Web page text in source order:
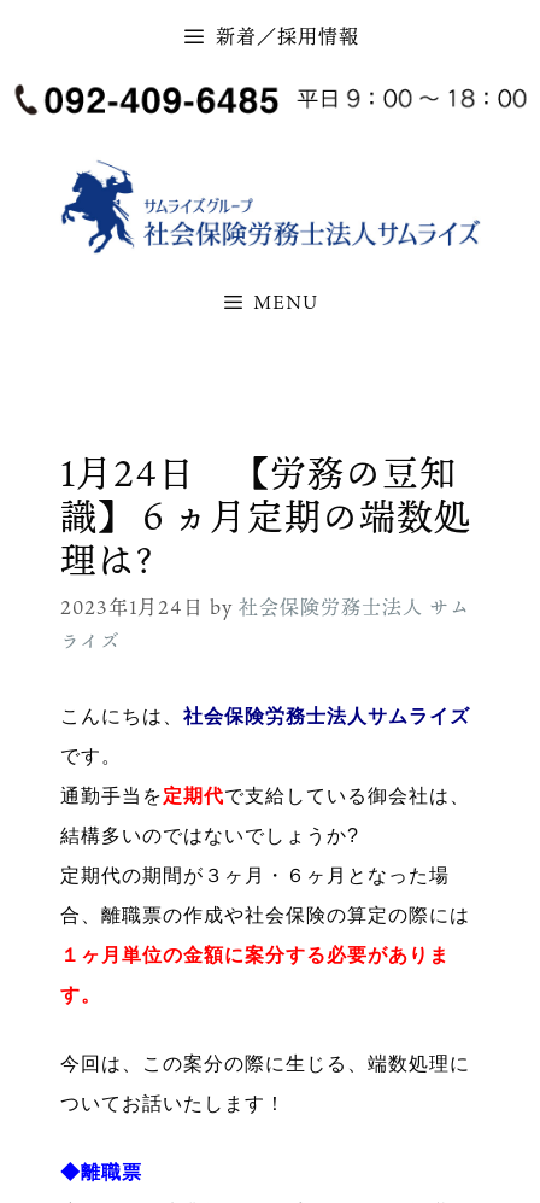
テ
新着／採用情報
MENU
1月24日 【労務の豆知
識】６ヵ月定期の端数処
理は?
2023年1月24日 by 社会保険労務士法人 サム
ライズ
こんにちは、 社会保険労務士法人サムライズ
です。
通勤手当を定期代で支給している御会社は、
結構多いのではないでしょうか?
定期代の期間が３ヶ月・６ヶ月となった場
合、離職票の作成や社会保険の算定の際には
１ヶ月単位の金額に案分する必要がありま
す。
今回は、この案分の際に生じる、端数処理に
ついてお話いたします！
◆離職票